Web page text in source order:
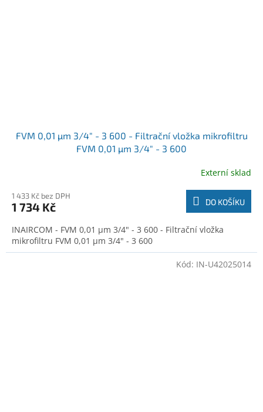
FVM 0,01 µm 3/4" - 3 600 - Filtrační vložka mikrofiltru
FVM 0,01 µm 3/4" - 3 600
Externí sklad
1 433 Kč bez DPH
1 734 Kč DO KOŠÍKU
INAIRCOM - FVM 0,01 µm 3/4" - 3 600 - Filtrační vložka
mikrofiltru FVM 0,01 µm 3/4" - 3 600
Kód: IN-U42025014